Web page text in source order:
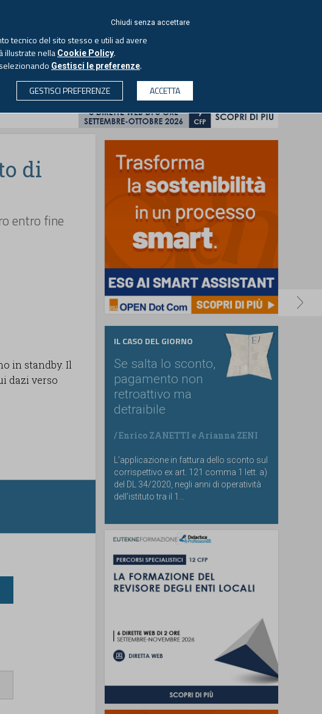
6.00
ECONOMIA & SOCIETÀ PROFESSIONI
di
entro fine
in standby. Il
dazi verso
IL CASO DEL GIORNO
Se salta lo sconto,
pagamento non
retroattivo ma
detraibile
/Enrico ZANETTI e Arianna ZENI
L’applicazione in fattura dello sconto sul
corrispettivo ex art. 121 comma 1 lett. a)
del DL 34/2020, negli anni di operatività
dell’istituto tra il 1...
Chiudi senza accettare
tecnico del sito stesso e utili ad avere
illustrate nella Cookie Policy.
Gestisci le preferenze.
GESTISCI PREFERENZE
ACCETTA